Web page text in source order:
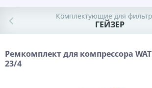
Комплектующие для
ГЕЙЗЕР
Ремкомплект для компрессора
23/4